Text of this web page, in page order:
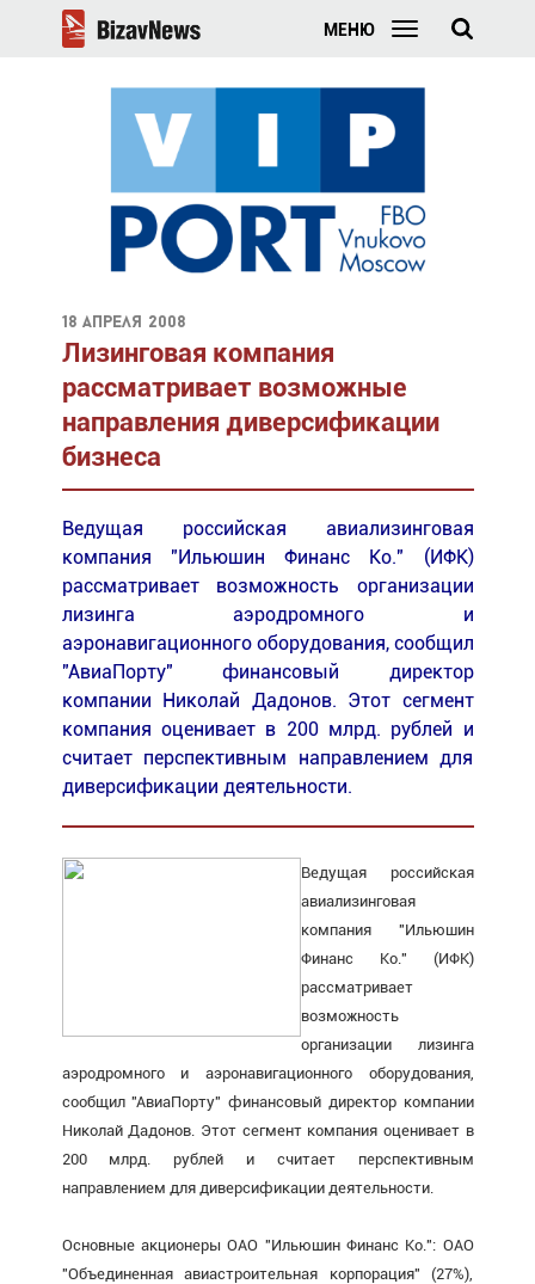
МЕНЮ
18 апреля 2008
Лизинговая компания
рассматривает возможные
направления диверсификации
бизнеса
Ведущая российская авиализинговая
компания "Ильюшин Финанс Ко." (ИФК)
рассматривает возможность организации
лизинга аэродромного и
аэронавигационного оборудования, сообщил
"АвиаПорту" финансовый директор
компании Николай Дадонов. Этот сегмент
компания оценивает в 200 млрд. рублей и
считает перспективным направлением для
диверсификации деятельности.
Ведущая российская
авиализинговая
компания "Ильюшин
Финанс Ко." (ИФК)
рассматривает
возможность
организации лизинга
аэродромного и аэронавигационного оборудования,
сообщил "АвиаПорту" финансовый директор компании
Николай Дадонов. Этот сегмент компания оценивает в
200 млрд. рублей и считает перспективным
направлением для диверсификации деятельности.
Основные акционеры ОАО "Ильюшин Финанс Ко.": ОАО
"Объединенная авиастроительная корпорация" (27%),